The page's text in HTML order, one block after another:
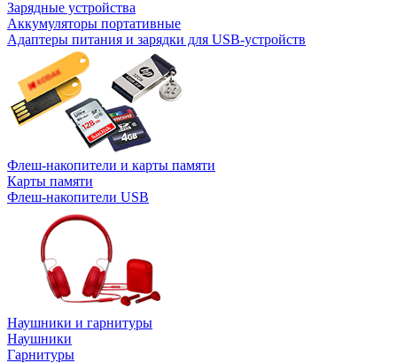
Зарядные устройства
Аккумуляторы портативные
Адаптеры питания и зарядки для USB-устройств
Флеш-накопители и карты памяти
Карты памяти
Флеш-накопители USB
Наушники и гарнитуры
Наушники
Гарнитуры